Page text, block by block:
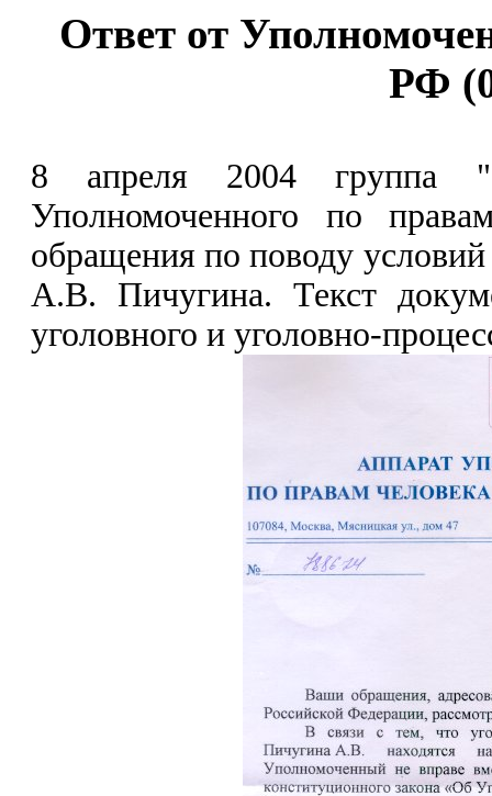
Ответ от
РФ
8 апреля 2004 группа
Уполномоченного по
обращения по поводу
А.В. Пичугина. Текст
уголовного и уголовно-